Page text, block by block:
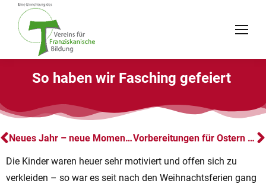
So haben wir Fasching gefeiert
Neues Jahr – neue Momente Vorbereitungen für Ostern 2023
Die Kinder waren heuer sehr motiviert und offen sich zu
verkleiden – so war es seit nach den Weihnachtsferien gang